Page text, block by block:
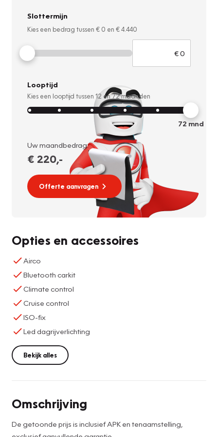
Slottermijn
Kies een bedrag tussen € 0 en € 4.440
Looptijd
Kies een looptijd tussen 12 en72maanden
72 mnd
Uw maandbedrag:
€ 220,-
Offerte aanvragen
Opties en accessoires
Airco
Bluetooth carkit
Climate control
Cruise control
ISO-fix
Led dagrijverlichting
Bekijk alles
Omschrijving
De getoonde prijs is inclusief APK en tenaamstelling,